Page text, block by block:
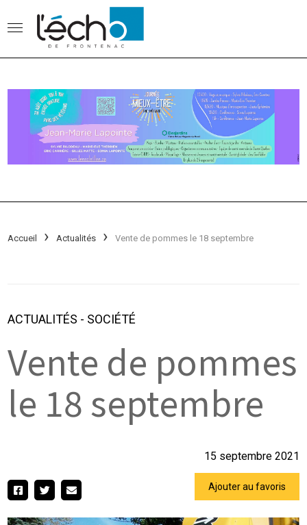
Accueil Actualités Vente de pommes le 18 septembre
ACTUALITÉS - SOCIÉTÉ
Vente de pommes
le 18 septembre
15 septembre 2021
Ajouter au favoris